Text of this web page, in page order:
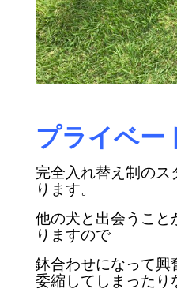
プライベー
完全入れ替え制のス
ります。
他の犬と出会うこと
りますので
鉢合わせになって興
委縮してしまったり